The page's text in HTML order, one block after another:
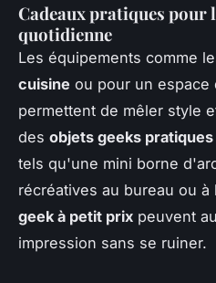
Cadeaux pratiques pour
quotidienne
Les équipements comme
cuisine ou pour un espace
permettent de mêler style
des objets geeks
tels qu'une mini borne
récréatives au bureau ou à
geek à petit prix peuvent
impression sans se ruiner.